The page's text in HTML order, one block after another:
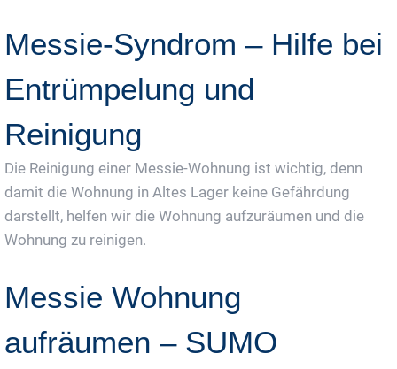
Messie-Syndrom – Hilfe bei
Entrümpelung und
Reinigung
Die Reinigung einer Messie-Wohnung ist wichtig, denn
damit die Wohnung in Altes Lager keine Gefährdung
darstellt, helfen wir die Wohnung aufzuräumen und die
Wohnung zu reinigen.
Messie Wohnung
aufräumen – SUMO